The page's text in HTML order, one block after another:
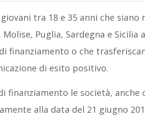
tra 18 e 35 anni che siano
Puglia, Sardegna e Sicilia
finanziamento o che
di esito positivo.
finanziamento le società,
alla data del 21 giugno